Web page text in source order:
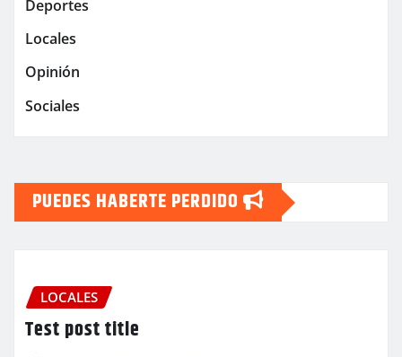
Deportes
Locales
Opinión
Sociales
PUEDES HABERTE PERDIDO
LOCALES
Test post title